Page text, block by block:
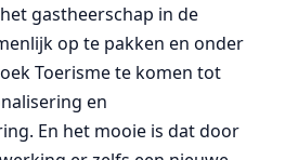
gastheerschap in de
op te pakken en onder
Toerisme te komen tot
en
En het mooie is dat door